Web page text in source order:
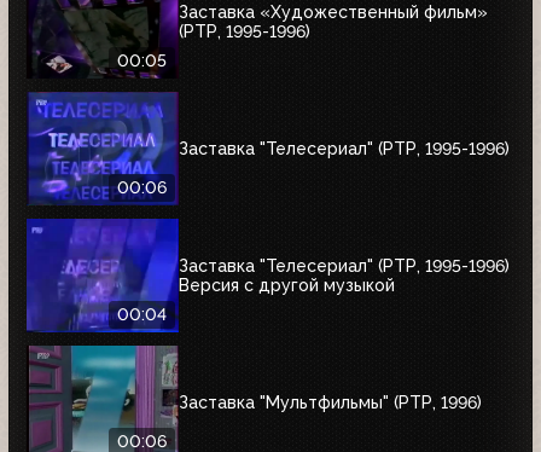
00:05
Заставка «Художественный фильм»
(РТР, 1995-1996)
00:06
Заставка "Телесериал" (РТР, 1995-1996)
00:04
Заставка "Телесериал" (РТР, 1995-1996)
Версия с другой музыкой
00:06
Заставка "Мультфильмы" (РТР, 1996)